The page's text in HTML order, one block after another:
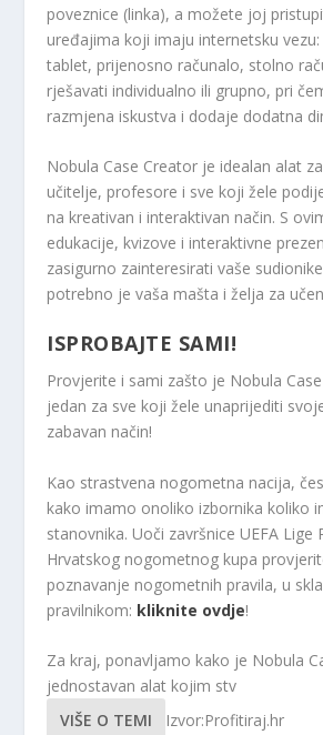
poveznice (linka), a možete joj
uređajima koji imaju internetsku
tablet, prijenosno računalo, stolno
rješavati individualno ili grupno, pri
razmjena iskustva i dodaje dodatna
Nobula Case Creator je idealan alat
učitelje, profesore i sve koji žele
na kreativan i interaktivan način. S
edukacije, kvizove i interaktivne
zasigurno zainteresirati vaše
potrebno je vaša mašta i želja za
ISPROBAJTE SAMI!
Provjerite i sami zašto je Nobula
jedan za sve koji žele unaprijediti
zabavan način!
Kao strastvena nogometna nacija,
kako imamo onoliko izbornika koliko
stanovnika. Uoči završnice UEFA Lige
Hrvatskog nogometnog kupa
poznavanje nogometnih pravila, u
pravilnikom: kliknite ovdje!
Za kraj, ponavljamo kako je Nobula
jednostavan alat kojim stv
VIŠE O TEMI
Izvor:Profitiraj.hr